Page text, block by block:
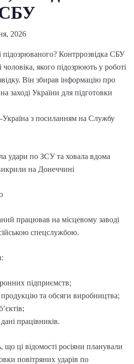
СБУ
2026
Контррозвідка СБУ
чоловіка, якого підозрюють у роботі
Він збирав інформацію про
заході України для підготовки
з посиланням на Службу
удари по ЗСУ та ховала вдома
на Донеччині
працював на місцевому заводі
спецслужбою.
підприємств;
та обсяги виробництва;
працівників.
ці відомості росіяни планували
повітряних ударів по